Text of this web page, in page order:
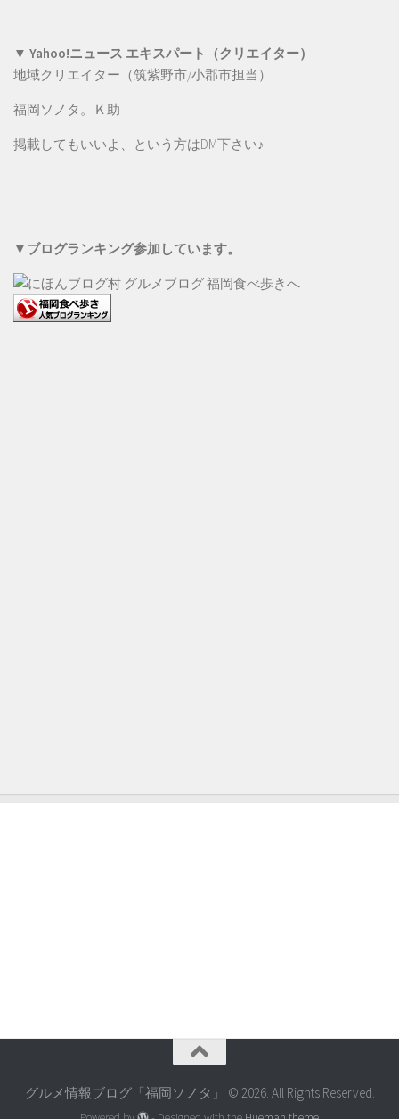
▼ Yahoo!ニュース エキスパート（クリエイター）
地域クリエイター（筑紫野市/小郡市担当）
福岡ソノタ。Ｋ助
掲載してもいいよ、という方はDM下さい♪
▼ブログランキング参加しています。
グルメ情報ブログ「福岡ソノタ」 © 2026. All Rights Reserved.